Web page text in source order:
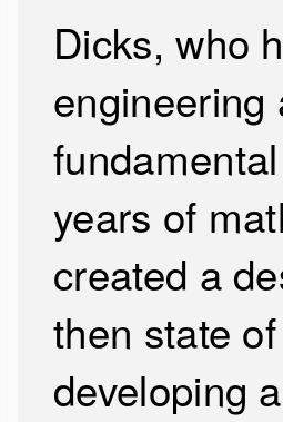
Dicks, who
years of
created a
then state
developing